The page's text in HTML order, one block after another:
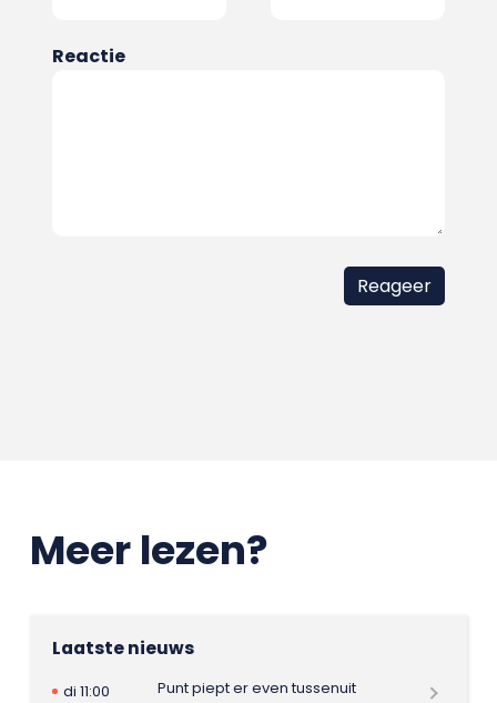
Reactie
Meer lezen?
Laatste nieuws
di 11:00
Punt piept er even tussenuit